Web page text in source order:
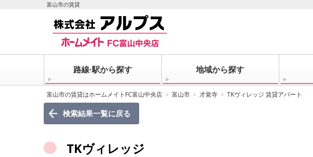
富山市の賃貸
路線·駅から探す 地域から探す
富山市の賃貸はホームメイトFC富山中央店 富山市 才覚寺 TKヴィレッジ 賃貸アパート
検索結果一覧に戻る
TKヴィレッジ